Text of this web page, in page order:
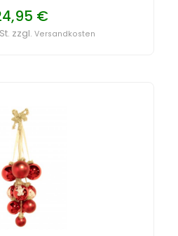
€
zzgl. Versandkosten